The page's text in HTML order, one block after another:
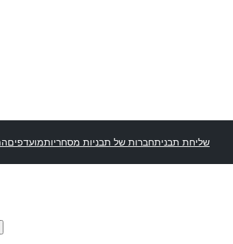
שליחת תבניתחברות של תבניות מסחריותמועדפים